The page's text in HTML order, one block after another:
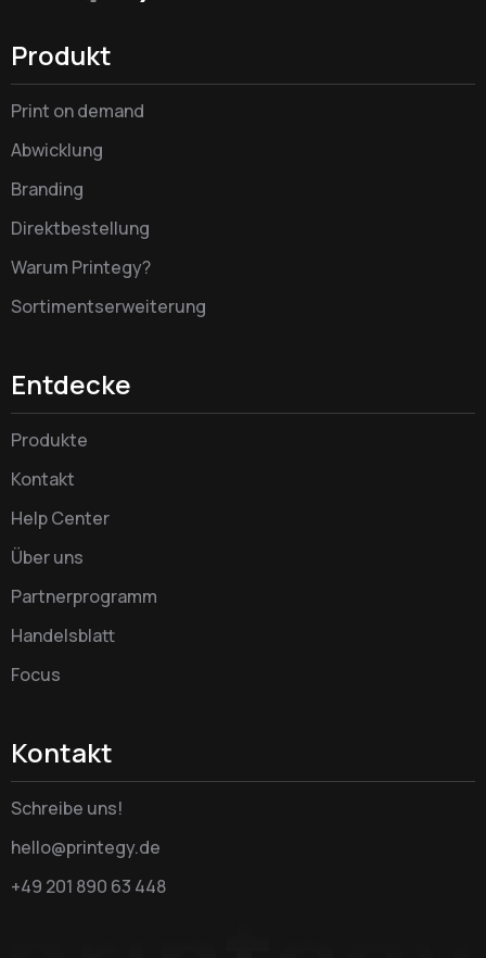
Produkt
Print on demand
Abwicklung
Branding
Direktbestellung
Warum Printegy?
Sortimentserweiterung
Entdecke
Produkte
Kontakt
Help Center
Über uns
Partnerprogramm
Handelsblatt
Focus
Kontakt
Schreibe uns!
hello@printegy.de
+49 201 890 63 448